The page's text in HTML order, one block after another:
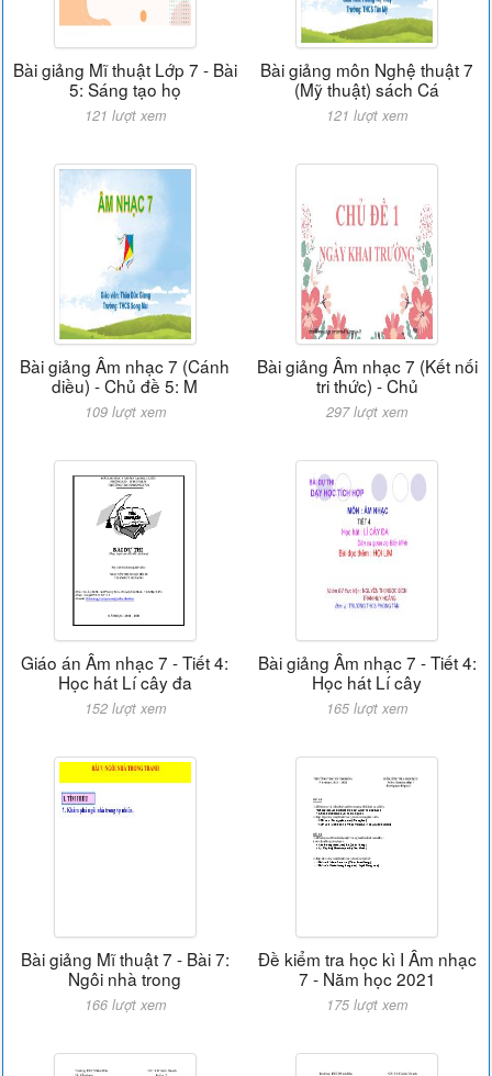
Bài giảng Mĩ thuật Lớp 7 - Bài
5: Sáng tạo họ
121 lượt xem
Bài giảng môn Nghệ thuật 7
(Mỹ thuật) sách Cá
121 lượt xem
Bài giảng Âm nhạc 7 (Cánh
diều) - Chủ đề 5: M
109 lượt xem
Bài giảng Âm nhạc 7 (Kết nối
tri thức) - Chủ
297 lượt xem
Giáo án Âm nhạc 7 - Tiết 4:
Học hát Lí cây đa
152 lượt xem
Bài giảng Âm nhạc 7 - Tiết 4:
Học hát Lí cây
165 lượt xem
Bài giảng Mĩ thuật 7 - Bài 7:
Ngôi nhà trong
166 lượt xem
Đề kiểm tra học kì I Âm nhạc
7 - Năm học 2021
175 lượt xem